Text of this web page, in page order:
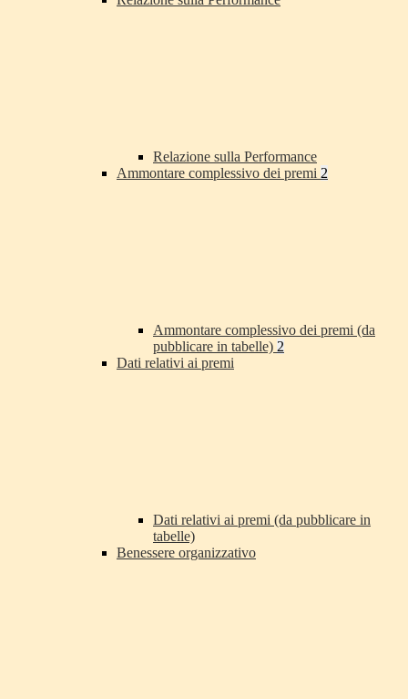
Relazione sulla Performance
Ammontare complessivo dei premi 2
Ammontare complessivo dei premi (da
pubblicare in tabelle) 2
Dati relativi ai premi
Dati relativi ai premi (da pubblicare in
tabelle)
Benessere organizzativo